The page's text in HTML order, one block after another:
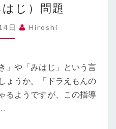
じ
（み
は
問
じ）問題
日 Hiroshi
」や「みはじ」という言
ょうか。「ドラえもんの
るようですが、この指導